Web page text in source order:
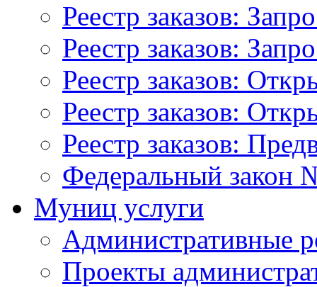
Реестр заказов:
Реестр заказов:
Реестр заказов:
Реестр заказов:
Реестр заказов:
Федеральный закон
Муниц услуги
Административные
Проекты